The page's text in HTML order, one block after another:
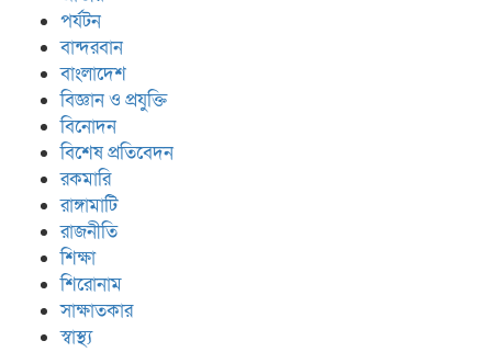
পর্যটন
বান্দরবান
বাংলাদেশ
বিজ্ঞান ও প্রযুক্তি
বিনোদন
বিশেষ প্রতিবেদন
রকমারি
রাঙ্গামাটি
রাজনীতি
শিক্ষা
শিরোনাম
সাক্ষাতকার
স্বাস্থ্য